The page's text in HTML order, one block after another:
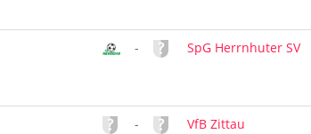
- SpG Herrnhuter SV
- VfB Zittau